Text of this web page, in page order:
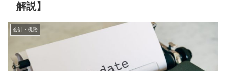
解説】
会計・税務